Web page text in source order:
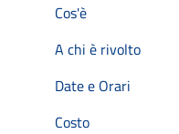
Cos'è
A chi è rivolto
Date e Orari
Costo